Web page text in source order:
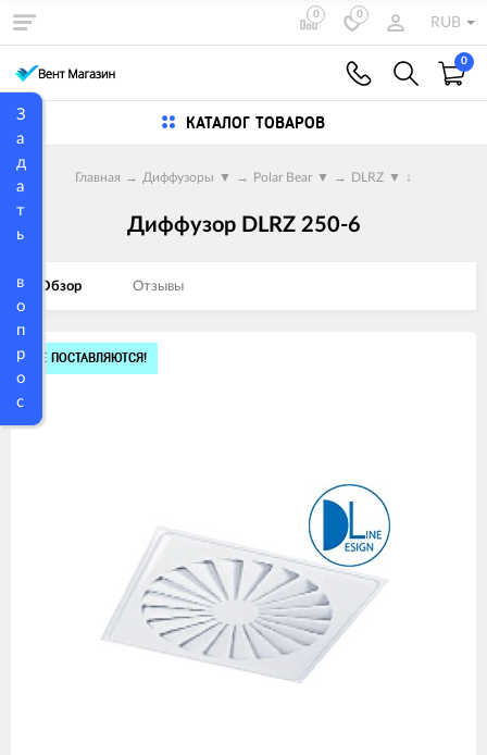
З
а
д
а
т
ь
в
о
п
р
о
с
0 0
RUB
0
КАТАЛОГ ТОВАРОВ
Главная → Диффузоры ▼ → Polar Bear ▼ → DLRZ ▼ ↓
Диффузор DLRZ 250-6
Обзор Отзывы
Изображения
товаров
НЕ ПОСТАВЛЯЮТСЯ!